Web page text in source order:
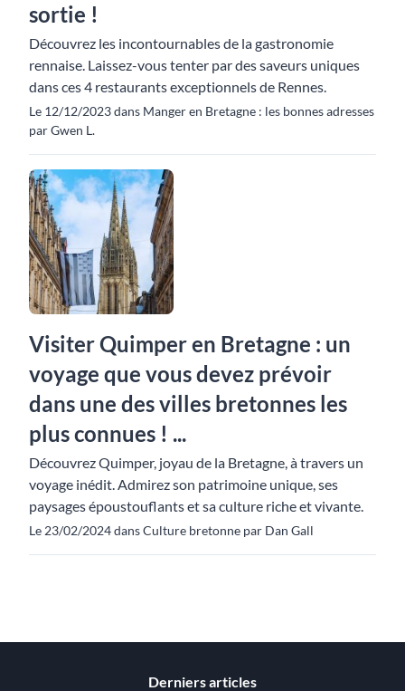
sortie !
Découvrez les incontournables de la gastronomie
rennaise. Laissez-vous tenter par des saveurs uniques
dans ces 4 restaurants exceptionnels de Rennes.
Le 12/12/2023 dans Manger en Bretagne : les bonnes adresses
par Gwen L.
Visiter Quimper en Bretagne : un
voyage que vous devez prévoir
dans une des villes bretonnes les
plus connues ! ...
Découvrez Quimper, joyau de la Bretagne, à travers un
voyage inédit. Admirez son patrimoine unique, ses
paysages époustouflants et sa culture riche et vivante.
Le 23/02/2024 dans Culture bretonne par Dan Gall
Derniers articles